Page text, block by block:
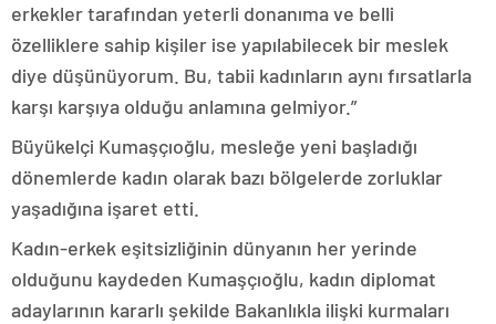
erkekler tarafından yeterli donanıma ve belli
özelliklere sahip kişiler ise yapılabilecek bir meslek
diye düşünüyorum. Bu, tabii kadınların aynı fırsatlarla
karşı karşıya olduğu anlamına gelmiyor.”
Büyükelçi Kumaşçıoğlu, mesleğe yeni başladığı
dönemlerde kadın olarak bazı bölgelerde zorluklar
yaşadığına işaret etti.
Kadın-erkek eşitsizliğinin dünyanın her yerinde
olduğunu kaydeden Kumaşçıoğlu, kadın diplomat
adaylarının kararlı şekilde Bakanlıkla ilişki kurmaları